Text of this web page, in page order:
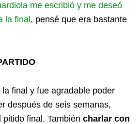
me escribió y me deseó
la final , pensé que era bastante
final y fue agradable poder
después de seis semanas,
final. También charlar con